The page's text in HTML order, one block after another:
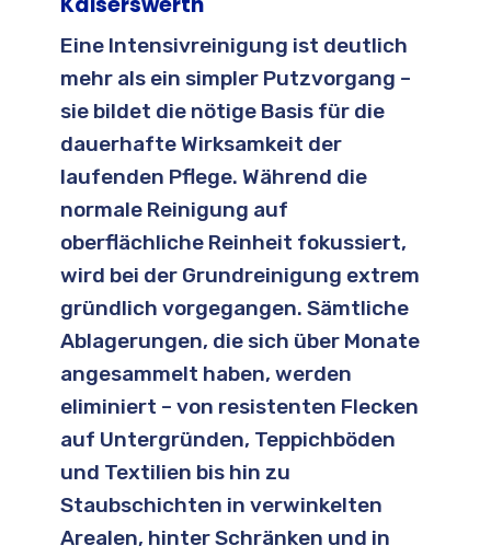
Eine Intensivreinigung ist deutlich
mehr als ein simpler Putzvorgang –
sie bildet die nötige Basis für die
dauerhafte Wirksamkeit der
laufenden Pflege. Während die
normale Reinigung auf
oberflächliche Reinheit fokussiert,
wird bei der Grundreinigung extrem
gründlich vorgegangen. Sämtliche
Ablagerungen, die sich über Monate
angesammelt haben, werden
eliminiert – von resistenten Flecken
auf Untergründen, Teppichböden
und Textilien bis hin zu
Staubschichten in verwinkelten
Arealen, hinter Schränken und in